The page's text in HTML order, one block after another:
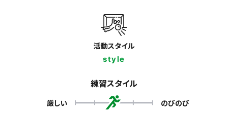
活動スタイル
style
練習スタイル
厳しい のびのび